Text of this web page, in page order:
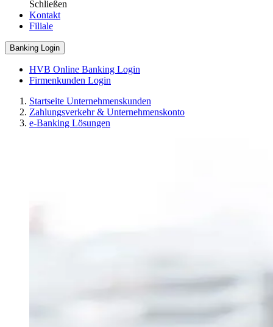
Schließen
Kontakt
Filiale
Banking Login
HVB Online Banking Login
Firmenkunden Login
Startseite Unternehmenskunden
Zahlungsverkehr & Unternehmenskonto
e-Banking Lösungen